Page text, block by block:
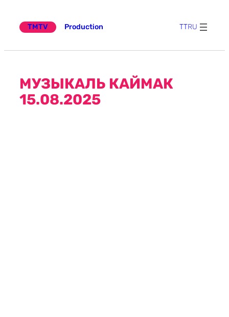
TMTV
Production TTRU
МУЗЫКАЛЬ КАЙМАК
15.08.2025